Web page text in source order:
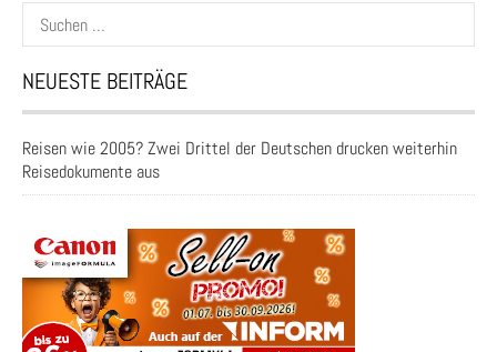
Suchen
nach:
NEUESTE BEITRÄGE
Reisen wie 2005? Zwei Drittel der Deutschen drucken weiterhin
Reisedokumente aus